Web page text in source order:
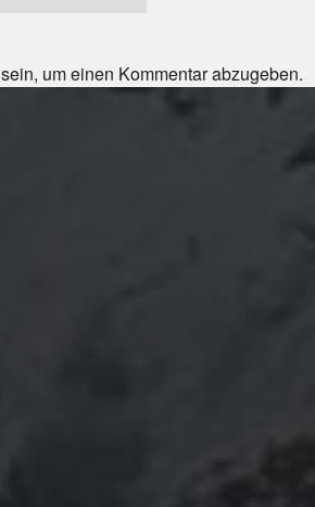
sein, um einen Kommentar abzugeben.